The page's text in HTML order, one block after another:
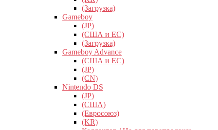
(Загрузка)
Gameboy
(JP)
(США и ЕС)
(Загрузка)
Gameboy Advance
(США и ЕС)
(JP)
(CN)
Nintendo DS
(JP)
(США)
(Евросоюз)
(KR)